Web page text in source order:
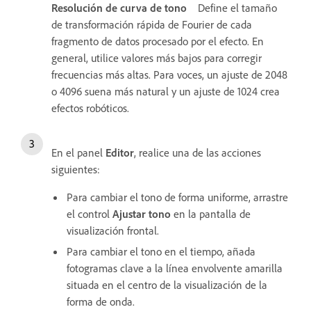
Resolución de curva de tono
Define el tamaño
de transformación rápida de Fourier de cada
fragmento de datos procesado por el efecto. En
general, utilice valores más bajos para corregir
frecuencias más altas. Para voces, un ajuste de 2048
o 4096 suena más natural y un ajuste de 1024 crea
efectos robóticos.
En el panel Editor, realice una de las acciones
siguientes:
Para cambiar el tono de forma uniforme, arrastre
el control Ajustar tono en la pantalla de
visualización frontal.
Para cambiar el tono en el tiempo, añada
fotogramas clave a la línea envolvente amarilla
situada en el centro de la visualización de la
forma de onda.